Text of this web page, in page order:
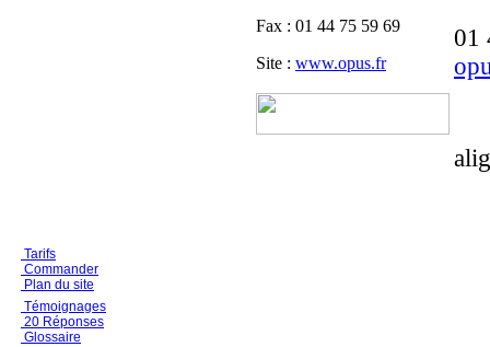
Fax : 01 44 75 59 69
Site : www.opus.fr
01
Tarifs
Commander
Plan du site
Témoignages
20 Réponses
Glossaire